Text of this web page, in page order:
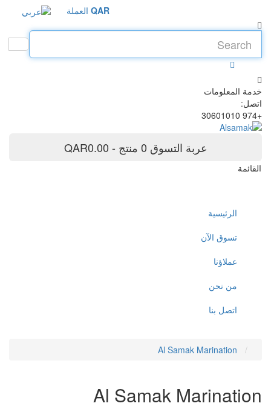
QAR العملة
خدمة المعلومات
اتصل:
+974 30601010
عربة التسوق 0 منتج - QAR0.00
القائمة
الرئيسية
تسوق الآن
عملاؤنا
من نحن
اتصل بنا
Al Samak Marination